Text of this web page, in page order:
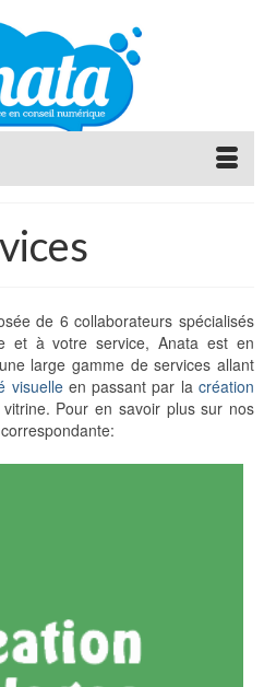
de 6 collaborateurs spécialisés
et à votre service, Anata est en
large gamme de services allant
visuelleen passant par lacréation
Pour en savoir plus sur nos